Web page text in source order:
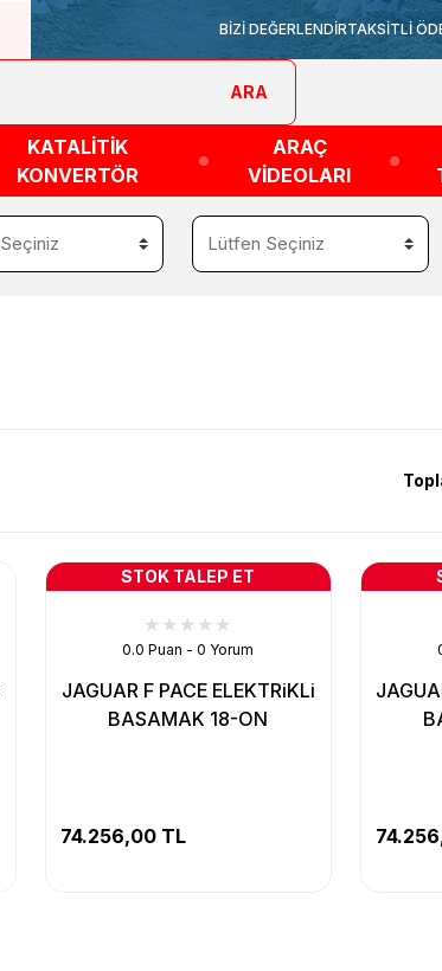
BİZİ DEĞERLENDİRTAKSİTLİ
ARA
KATALİTİK
KONVERTÖR
ARAÇ
VİDEOLARI
STOK TALEP ET
0.0 Puan - 0 Yorum
JAGUAR F PACE ELEKTRiKLi
BASAMAK 18-ON
74.256,00 TL